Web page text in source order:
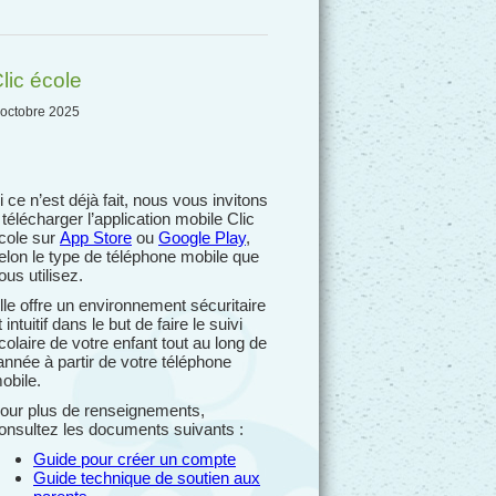
école
2025
ce n’est déjà fait, nous vous invitons
l’application mobile Clic
sur App Store ou Google Play,
le type de téléphone mobile que
utilisez.
offre un environnement sécuritaire
intuitif dans le but de faire le suivi
de votre enfant tout au long de
à partir de votre téléphone
plus de renseignements,
les documents suivants :
Guide pour créer un compte
Guide technique de soutien aux